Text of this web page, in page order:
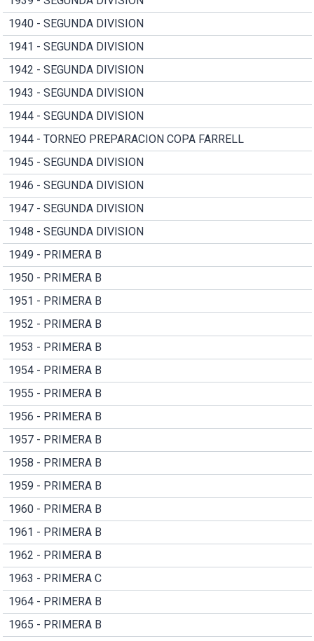
1940 - SEGUNDA DIVISION
1941 - SEGUNDA DIVISION
1942 - SEGUNDA DIVISION
1943 - SEGUNDA DIVISION
1944 - SEGUNDA DIVISION
1944 - TORNEO PREPARACION COPA FARRELL
1945 - SEGUNDA DIVISION
1946 - SEGUNDA DIVISION
1947 - SEGUNDA DIVISION
1948 - SEGUNDA DIVISION
1949 - PRIMERA B
1950 - PRIMERA B
1951 - PRIMERA B
1952 - PRIMERA B
1953 - PRIMERA B
1954 - PRIMERA B
1955 - PRIMERA B
1956 - PRIMERA B
1957 - PRIMERA B
1958 - PRIMERA B
1959 - PRIMERA B
1960 - PRIMERA B
1961 - PRIMERA B
1962 - PRIMERA B
1963 - PRIMERA C
1964 - PRIMERA B
1965 - PRIMERA B